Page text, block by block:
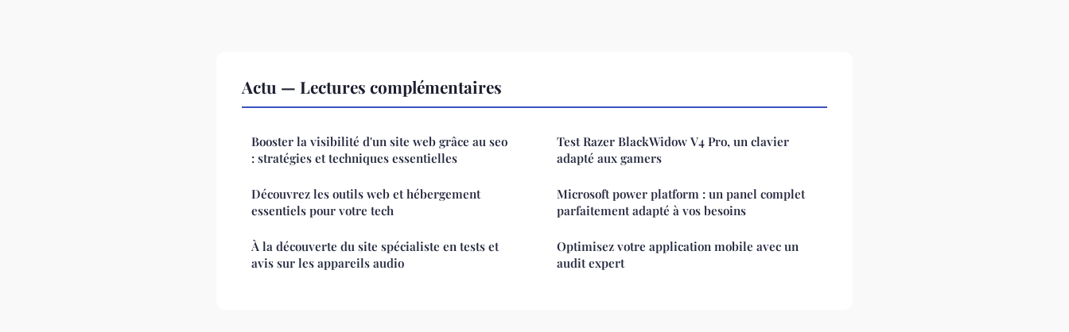
Actu — Lectures complémentaires
Booster la visibilité d'un site web grâce au seo
: stratégies et techniques essentielles
Découvrez les outils web et hébergement
essentiels pour votre tech
À la découverte du site spécialiste en tests et
avis sur les appareils audio
Test Razer BlackWidow V4 Pro, un clavier
adapté aux gamers
Microsoft power platform : un panel complet
parfaitement adapté à vos besoins
Optimisez votre application mobile avec un
audit expert